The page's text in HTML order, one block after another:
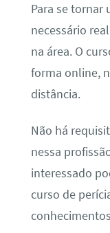
Para se tornar
necessário
na área. O
forma online,
distância.
Não há
nessa
interessado
curso de